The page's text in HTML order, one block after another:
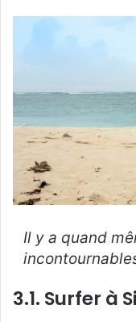
Il y a quand
3.1. Surfer à